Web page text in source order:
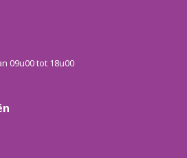
09u00 tot 18u00